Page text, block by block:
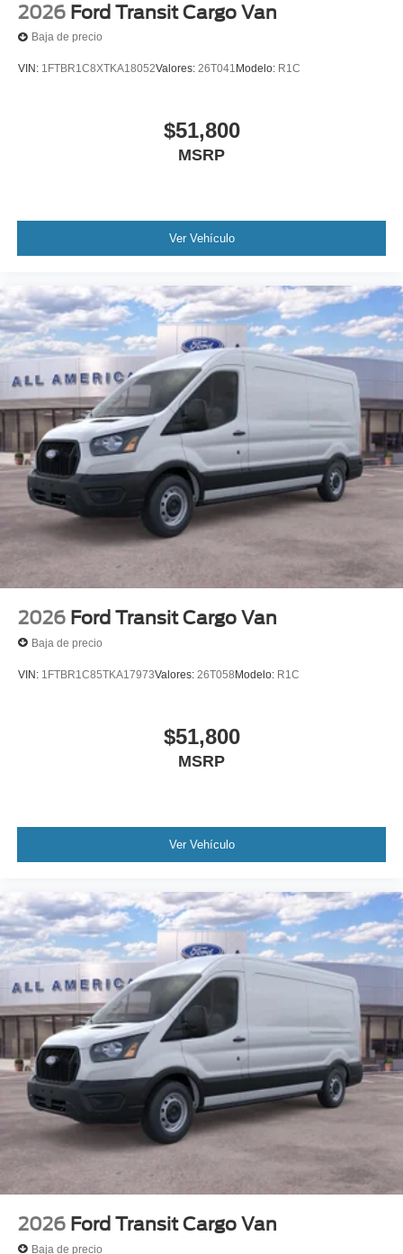
2026 Ford Transit Cargo Van
Baja de precio
VIN: 1FTBR1C8XTKA18052Valores: 26T041Modelo: R1C
$51,800
MSRP
Ver Vehículo
2026 Ford Transit Cargo Van
Baja de precio
VIN: 1FTBR1C85TKA17973Valores: 26T058Modelo: R1C
$51,800
MSRP
Ver Vehículo
2026 Ford Transit Cargo Van
Baja de precio